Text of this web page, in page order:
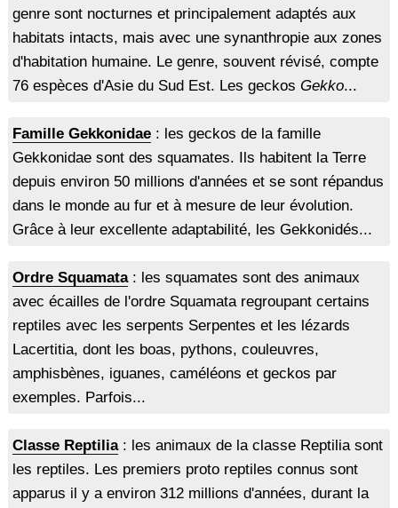
genre sont nocturnes et principalement adaptés aux
habitats intacts, mais avec une synanthropie aux zones
d'habitation humaine. Le genre, souvent révisé, compte
76 espèces d'Asie du Sud Est. Les geckos Gekko...
Famille Gekkonidae: les geckos de la famille
Gekkonidae sont des squamates. Ils habitent la Terre
depuis environ 50 millions d'années et se sont répandus
dans le monde au fur et à mesure de leur évolution.
Grâce à leur excellente adaptabilité, les Gekkonidés...
Ordre Squamata: les squamates sont des animaux
avec écailles de l'ordre Squamata regroupant certains
reptiles avec les serpents Serpentes et les lézards
Lacertitia, dont les boas, pythons, couleuvres,
amphisbènes, iguanes, caméléons et geckos par
exemples. Parfois...
Classe Reptilia: les animaux de la classe Reptilia sont
les reptiles. Les premiers proto reptiles connus sont
apparus il y a environ 312 millions d'années, durant la